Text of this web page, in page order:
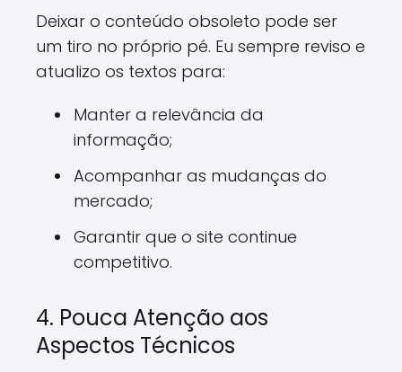
Deixar o conteúdo obsoleto pode ser
um tiro no próprio pé. Eu sempre reviso e
atualizo os textos para:
Manter a relevância da
informação;
Acompanhar as mudanças do
mercado;
Garantir que o site continue
competitivo.
4. Pouca Atenção aos
Aspectos Técnicos